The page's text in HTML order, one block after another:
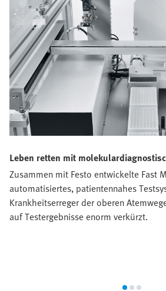
Leben retten mit
Zusammen mit Festo entwickelte Fast
automatisiertes, patientennahes
Krankheitserreger der oberen
auf Testergebnisse enorm verkürzt.